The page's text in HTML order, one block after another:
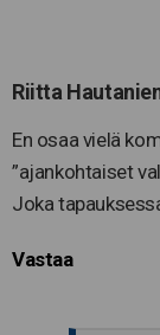
Riitta
En osaa vielä
”ajankohtaiset
Joka
Vastaa